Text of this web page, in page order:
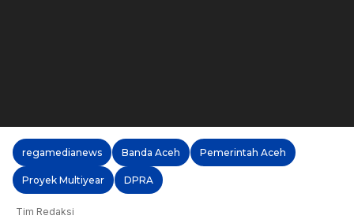
regamedianews Banda Aceh Pemerintah Aceh
Proyek Multiyear DPRA
Tim Redaksi